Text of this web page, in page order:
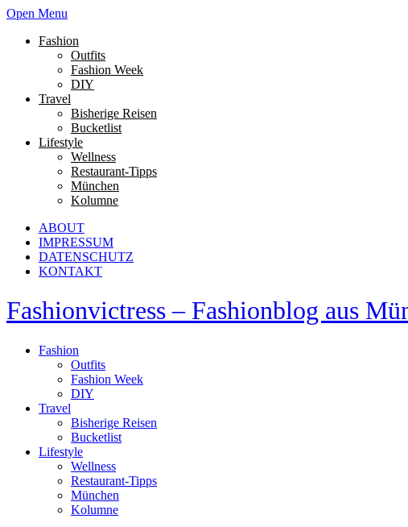
Open Menu
Fashion
Outfits
Fashion Week
DIY
Travel
Bisherige Reisen
Bucketlist
Lifestyle
Wellness
Restaurant-Tipps
München
Kolumne
ABOUT
IMPRESSUM
DATENSCHUTZ
KONTAKT
Fashionvictress – Fashionblog aus
Fashion
Outfits
Fashion Week
DIY
Travel
Bisherige Reisen
Bucketlist
Lifestyle
Wellness
Restaurant-Tipps
München
Kolumne